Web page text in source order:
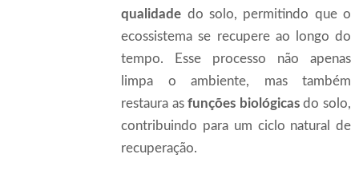
qualidade do solo, permitindo que o
ecossistema se recupere ao longo do
tempo. Esse processo não apenas
limpa o ambiente, mas também
restaura asfunções biológicasdo solo,
contribuindo para um ciclo natural de
recuperação.